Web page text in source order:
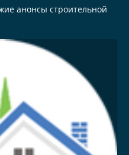
анонсы строительной